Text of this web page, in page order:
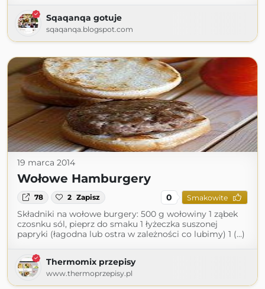
Sqaqanqa gotuje
sqaqanqa.blogspot.com
19 marca 2014
Wołowe Hamburgery
78 2 Zapisz 0 Smakowite
Składniki na wołowe burgery: 500 g wołowiny 1 ząbek
czosnku sól, pieprz do smaku 1 łyżeczka suszonej
papryki (łagodna lub ostra w zależności co lubimy) 1 (...)
Thermomix przepisy
www.thermoprzepisy.pl